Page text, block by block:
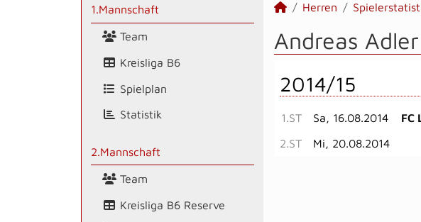
1.Mannschaft
Team
Kreisliga B6
Spielplan
Statistik
2.Mannschaft
Team
Kreisliga B6 Reserve
Herren
Andreas
2014/15
1.ST Sa, 16.08.2014 FC
2.ST Mi, 20.08.2014